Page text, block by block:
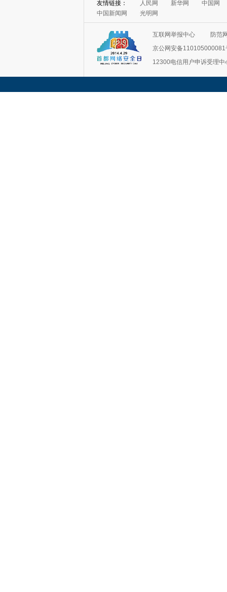
友情链接： 人民网 新华网
中国网
中国新闻网
光明网
互联网举报中心
防范
京公网安备110105000081
12300电信用户申诉受理中